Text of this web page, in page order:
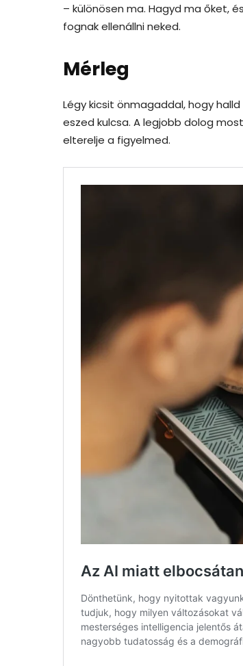
– különösen ma. Hagyd ma őket,
fognak ellenállni neked.
Mérleg
Légy kicsit önmagaddal, hogy
eszed kulcsa. A legjobb dolog
elterelje a figyelmed.